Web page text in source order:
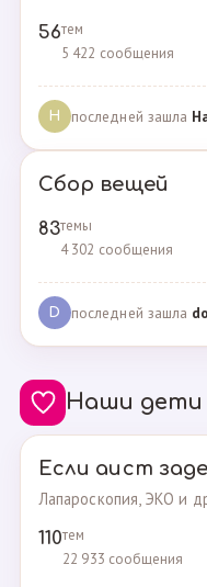
56тем
5 422 сообщения
Н последней зашла
Сбор вещей
83темы
4 302 сообщения
D последней зашла
Наши дети
Если аист
Лапароскопия, ЭКО и
110тем
22 933 сообщения